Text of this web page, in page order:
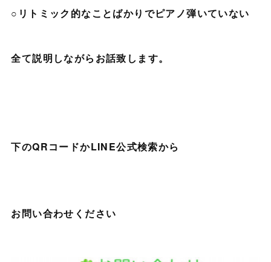
○リトミック的なことばかりでピアノ弾いていない
全て説明しながらお話致します。
下のQRコードかLINE公式検索から
お問い合わせください